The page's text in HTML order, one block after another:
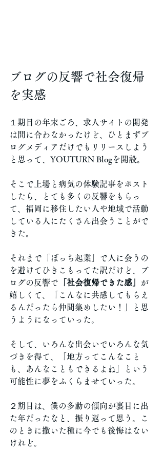
ブログの反響で社会復帰
を実感
１期目の年末ごろ、求人サイトの開発
は間に合わなかったけど、ひとまずブ
ログメディアだけでもリリースしよう
と思って、YOUTURN Blogを開設。
そこで上場と病気の体験記事をポスト
したら、とても多くの反響をもらっ
て、福岡に移住したい人や地域で活動
している人にたくさん出会うことがで
きた。
それまで「ぼっち起業」で人に会うの
を避けてひきこもってた訳だけど、ブ
ログの反響で 「社会復帰できた感」
が
嬉しくて、「こんなに共感してもらえ
るんだったら仲間集めしたい！」と思
うようになっていった。
そして、いろんな出会いでいろんな気
づきを得て、「地方ってこんなこと
も、あんなこともできるよね」という
可能性に夢をふくらませていった。
２期目は、僕の多動の傾向が裏目に出
た年だったなと、振り返って思う。こ
のときに撒いた種に今でも後悔はない
けれど。